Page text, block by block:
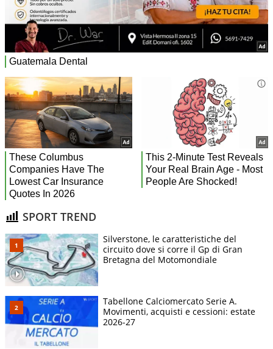
SPORT TREND
Silverstone, le caratteristiche del
circuito dove si corre il Gp di Gran
Bretagna del Motomondiale
Tabellone Calciomercato Serie A.
Movimenti, acquisti e cessioni: estate
2026-27